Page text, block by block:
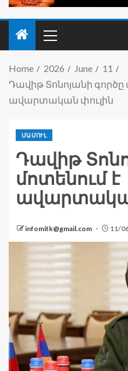
Home 2026 June
11
Դավիթ Տոնոյանի գործը
ավարտական փուլին
ՄԱՄՈՒԼ
Դավիթ
մոտենում է
infomitk@gmail.com 11/